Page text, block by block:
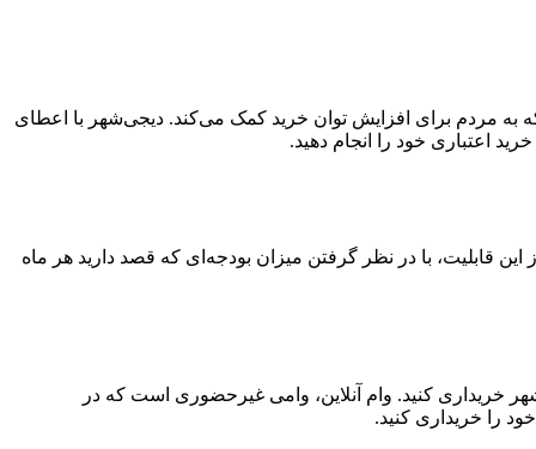
قسطی ۳۰۰ میلیون تومانی خدمتی از دیجی‌شهر است که به مردم برای افزایش توان خرید کمک می‌کند. دیجی‌شهر با اعطای
از این قابلیت، با در نظر گرفتن میزان بودجه‌ای که قصد دارید هر ماه
خریداری کنید. وام آنلاین، وامی غیرحضوری است که در
را خریداری کنید.